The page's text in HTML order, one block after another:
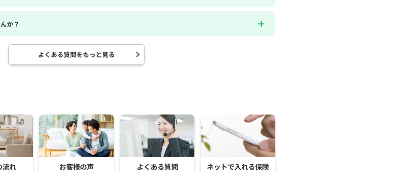
か？
よくある質問をもっと見る
流れ お客様の声 よくある質問 ネットで入れる保険